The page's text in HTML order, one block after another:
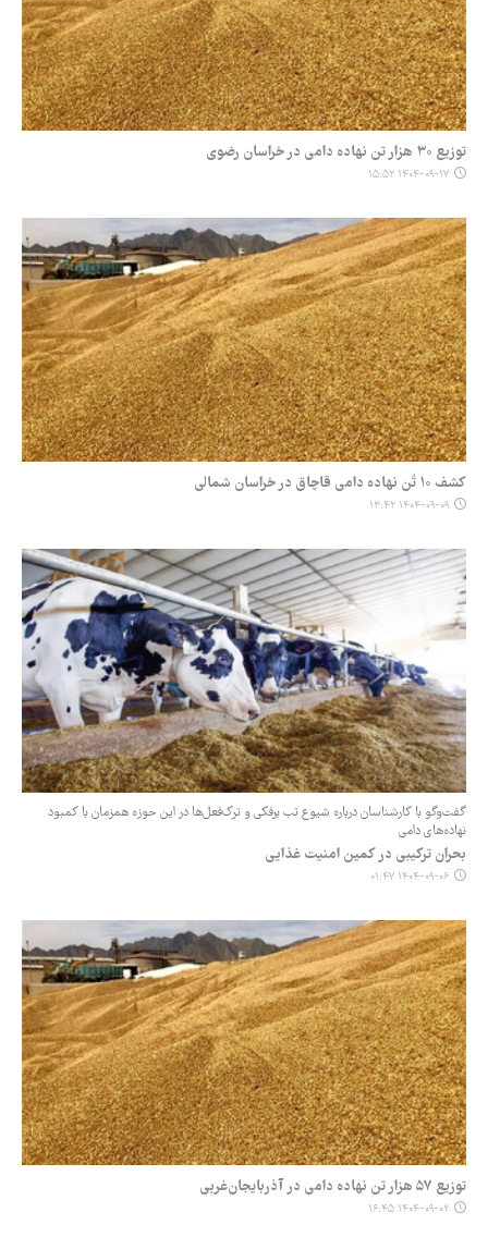
توزیع ۳۰ هزار تن نهاده دامی در خراسان رضوی
۱۴۰۴-۰۹-۱۷ ۱۵:۵۲
کشف ۱۰ تُن نهاده دامی قاچاق در خراسان شمالی
۱۴۰۴-۰۹-۰۹ ۱۳:۴۲
گفت‌وگو با کارشناسان درباره شیوع تب برفکی و ترک‌فعل‌ها در این حوزه همزمان با کمبود
نهاده‌های دامی
بحران ترکیبی در کمین امنیت غذایی
۱۴۰۴-۰۹-۰۶ ۰۱:۴۷
توزیع ۵۷ هزار تن نهاده دامی در آذربایجان‌غربی
۱۴۰۴-۰۹-۰۲ ۱۶:۴۵